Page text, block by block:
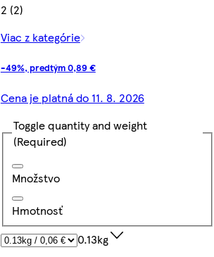
2 (2)
Viac z kategórie
-49%, predtým 0,89 €
Cena je platná do 11. 8. 2026
Toggle quantity and weight
(Required)
Množstvo
Hmotnosť
0.13kg